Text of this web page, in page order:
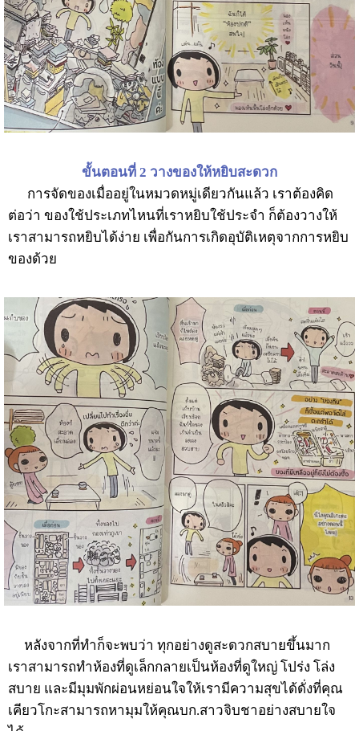
ขั้นตอนที่ 2 วางของให้หยิบสะดวก
การจัดของเมื่ออยู่ในหมวดหมู่เดียวกันแล้ว เราต้องคิด
ต่อว่า ของใช้ประเภทไหนที่เราหยิบใช้ประจำ ก็ต้องวางให้
เราสามารถหยิบได้ง่าย เพื่อกันการเกิดอุบัติเหตุจากการหยิบ
ของด้วย
หลังจากที่ทำก็จะพบว่า ทุกอย่างดูสะดวกสบายขึ้นมาก
เราสามารถทำห้องที่ดูเล็กกลายเป็นห้องที่ดูใหญ่ โปร่ง โล่ง
สบาย และมีมุมพักผ่อนหย่อนใจให้เรามีความสุขได้ดั่งที่คุณ
เคียวโกะสามารถหามุมให้คุณบก.สาวจิบชาอย่างสบายใจ